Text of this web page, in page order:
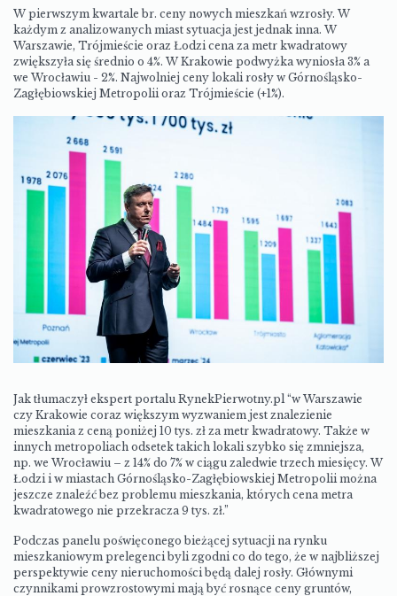
W pierwszym kwartale br. ceny nowych mieszkań wzrosły. W
każdym z analizowanych miast sytuacja jest jednak inna. W
Warszawie, Trójmieście oraz Łodzi cena za metr kwadratowy
zwiększyła się średnio o 4%. W Krakowie podwyżka wyniosła 3% a
we Wrocławiu - 2%. Najwolniej ceny lokali rosły w Górnośląsko-
Zagłębiowskiej Metropolii oraz Trójmieście (+1%).
Jak tłumaczył ekspert portalu RynekPierwotny.pl “w Warszawie
czy Krakowie coraz większym wyzwaniem jest znalezienie
mieszkania z ceną poniżej 10 tys. zł za metr kwadratowy. Także w
innych metropoliach odsetek takich lokali szybko się zmniejsza,
np. we Wrocławiu – z 14% do 7% w ciągu zaledwie trzech miesięcy. W
Łodzi i w miastach Górnośląsko-Zagłębiowskiej Metropolii można
jeszcze znaleźć bez problemu mieszkania, których cena metra
kwadratowego nie przekracza 9 tys. zł.”
Podczas panelu poświęconego bieżącej sytuacji na rynku
mieszkaniowym prelegenci byli zgodni co do tego, że w najbliższej
perspektywie ceny nieruchomości będą dalej rosły. Głównymi
czynnikami prowzrostowymi mają być rosnące ceny gruntów,